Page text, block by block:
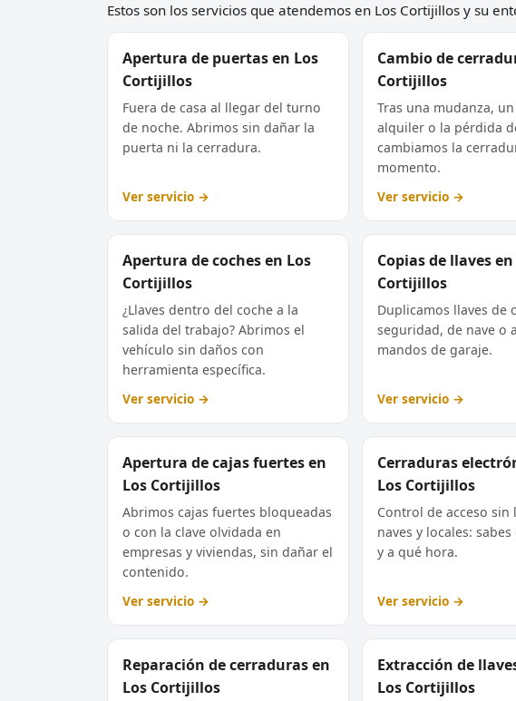
Estos son los servicios que atendemos en Los Cortijillos y su
Apertura de puertas en Los
Cortijillos
Fuera de casa al llegar del turno
de noche. Abrimos sin dañar la
puerta ni la cerradura.
Ver servicio →
Cambio de
Cortijillos
Tras una mudanza,
alquiler o la pérdida
cambiamos la
momento.
Ver servicio →
Apertura de coches en Los
Cortijillos
¿Llaves dentro del coche a la
salida del trabajo? Abrimos el
vehículo sin daños con
herramienta específica.
Ver servicio →
Copias de llaves en
Cortijillos
Duplicamos llaves de
seguridad, de nave o
mandos de garaje.
Ver servicio →
Apertura de cajas fuertes en
Los Cortijillos
Abrimos cajas fuertes bloqueadas
o con la clave olvidada en
empresas y viviendas, sin dañar el
contenido.
Ver servicio →
Cerraduras
Los Cortijillos
Control de acceso sin
naves y locales:
y a qué hora.
Ver servicio →
Reparación de cerraduras en
Los Cortijillos
Extracción de
Los Cortijillos